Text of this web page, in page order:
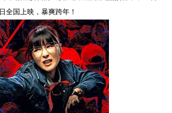
全国上映，暴爽跨年！